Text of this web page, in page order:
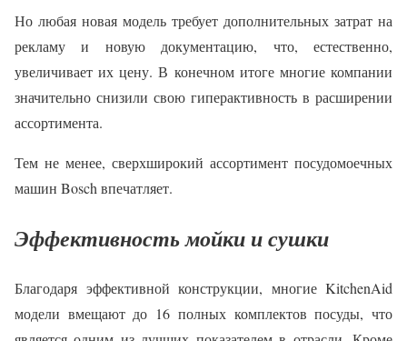
Но любая новая модель требует дополнительных затрат на
рекламу и новую документацию, что, естественно,
увеличивает их цену. В конечном итоге многие компании
значительно снизили свою гиперактивность в расширении
ассортимента.
Тем не менее, сверхширокий ассортимент посудомоечных
машин Bosch впечатляет.
Эффективность мойки и сушки
Благодаря эффективной конструкции, многие KitchenAid
модели вмещают до 16 полных комплектов посуды, что